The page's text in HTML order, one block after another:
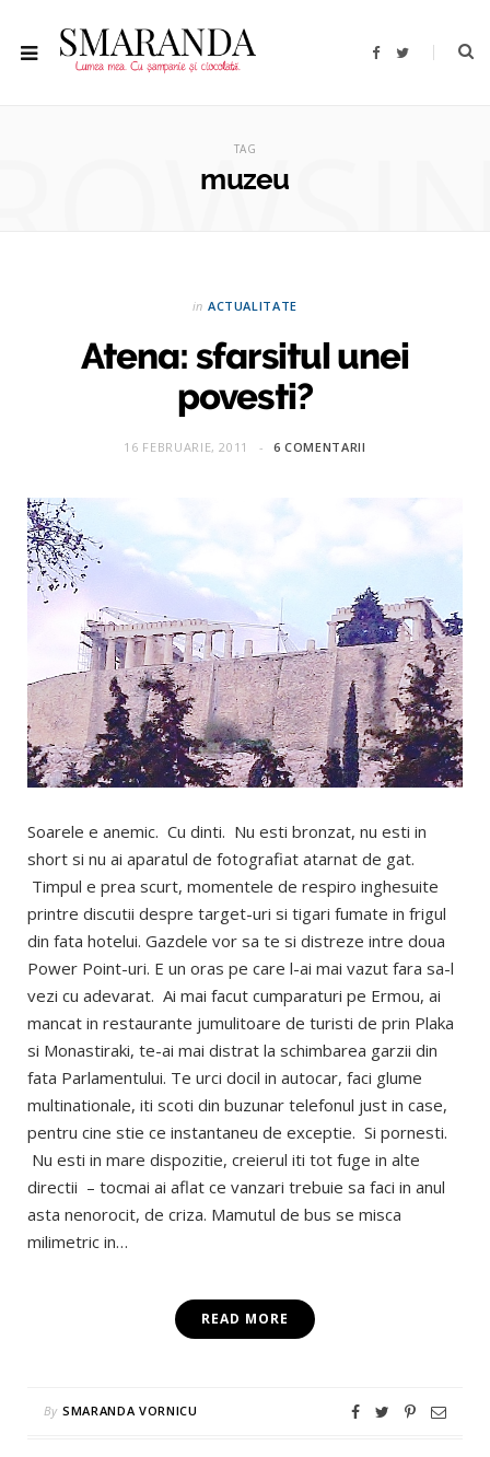
F
T
TAG
muzeu
in ACTUALITATE
Atena: sfarsitul unei
povesti?
16 FEBRUARIE, 2011 6 COMENTARII
Soarele e anemic. Cu dinti. Nu esti bronzat, nu esti in
short si nu ai aparatul de fotografiat atarnat de gat.
Timpul e prea scurt, momentele de respiro inghesuite
printre discutii despre target-uri si tigari fumate in frigul
din fata hotelui. Gazdele vor sa te si distreze intre doua
Power Point-uri. E un oras pe care l-ai mai vazut fara sa-l
vezi cu adevarat. Ai mai facut cumparaturi pe Ermou, ai
mancat in restaurante jumulitoare de turisti de prin Plaka
si Monastiraki, te-ai mai distrat la schimbarea garzii din
fata Parlamentului. Te urci docil in autocar, faci glume
multinationale, iti scoti din buzunar telefonul just in case,
pentru cine stie ce instantaneu de exceptie. Si pornesti.
Nu esti in mare dispozitie, creierul iti tot fuge in alte
directii – tocmai ai aflat ce vanzari trebuie sa faci in anul
asta nenorocit, de criza. Mamutul de bus se misca
milimetric in…
READ MORE
By SMARANDA VORNICU